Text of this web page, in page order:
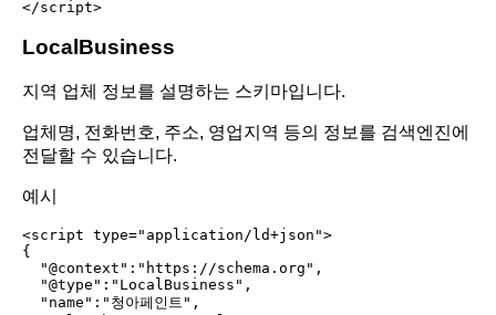
LocalBusiness
지역 업체 정보를 설명하는 스키마입니다.
업체명, 전화번호, 주소, 영업지역 등의 정보를 검색엔진에
전달할 수 있습니다.
예시
<script type="application/ld+json">
{
  "@context":"https://schema.org",
  "@type":"LocalBusiness",
  "name":"청아페인트",